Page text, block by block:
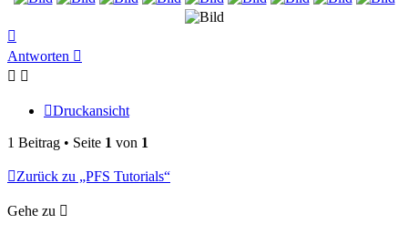
oben
Antworten
Druckansicht
1 Beitrag • Seite 1 von 1
Zurück zu „PFS Tutorials“
Gehe zu